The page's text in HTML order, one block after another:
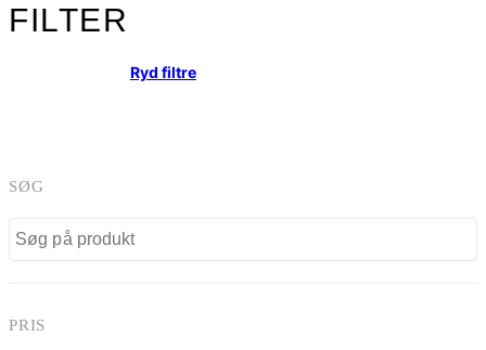
FILTER
Ryd filtre
SØG
PRIS